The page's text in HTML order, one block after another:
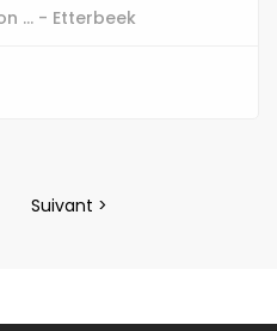
... - Etterbeek
Suivant >